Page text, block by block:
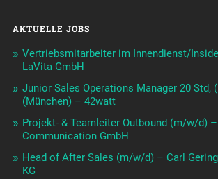
AKTUELLE JOBS
Vertriebsmitarbeiter im Innendienst/
LaVita GmbH
Junior Sales Operations Manager 20 Std,
(München) – 42watt
Projekt- & Teamleiter Outbound (m/w/d)
Communication GmbH
Head of After Sales (m/w/d) – Carl
KG